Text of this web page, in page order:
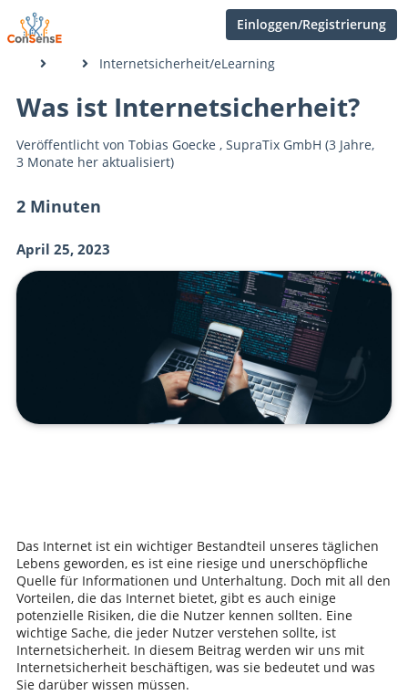
Einloggen/Registrierung
Internetsicherheit/eLearning
2 Minuten
April 25, 2023
Was ist Internetsicherheit?
Veröffentlicht von Tobias Goecke , SupraTix GmbH (3 Jahre,
3 Monate her aktualisiert)
Das Internet ist ein wichtiger Bestandteil unseres täglichen
Lebens geworden, es ist eine riesige und unerschöpfliche
Quelle für Informationen und Unterhaltung. Doch mit all den
Vorteilen, die das Internet bietet, gibt es auch einige
potenzielle Risiken, die die Nutzer kennen sollten. Eine
wichtige Sache, die jeder Nutzer verstehen sollte, ist
Internetsicherheit. In diesem Beitrag werden wir uns mit
Internetsicherheit beschäftigen, was sie bedeutet und was
Sie darüber wissen müssen.